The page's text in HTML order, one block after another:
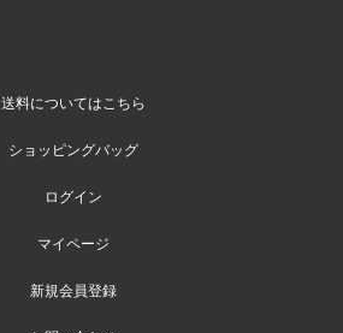
送料についてはこちら
ショッピングバッグ
ログイン
マイページ
新規会員登録